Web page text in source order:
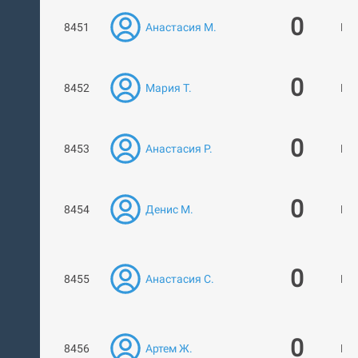
8451 Анастасия М. 0
8452 Мария Т. 0
8453 Анастасия Р. 0
8454 Денис М. 0
8455 Анастасия С. 0
8456 Артем Ж. 0